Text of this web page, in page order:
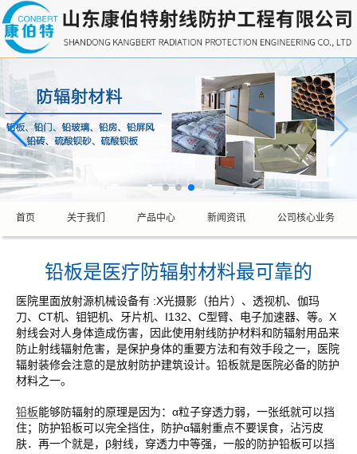
首页 关于我们 产品中心 新闻资讯 公司核心业务
铅板是医疗防辐射材料最可靠的
医院里面放射源机械设备有 :X光摄影（拍片）、透视机、伽玛
刀、CT机、钼钯机、牙片机、I132、C型臂、电子加速器、等。X
射线会对人身体造成伤害，因此使用射线防护材料和防辐射用品来
防止射线辐射危害，是保护身体的重要方法和有效手段之一，医院
辐射装修会注意的是放射防护建筑设计。铅板就是医院必备的防护
材料之一。
铅板能够防辐射的原理是因为：α粒子穿透力弱，一张纸就可以挡
住；防护铅板可以完全挡住，防护α辐射重点不要误食，沾污皮
肤．再一个就是，β射线，穿透力中等强，一般的防护铅板可以挡